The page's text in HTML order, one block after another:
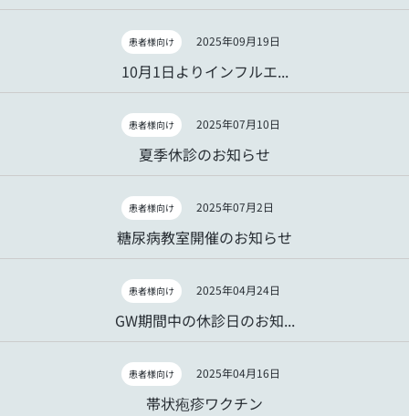
2025年09月19日
患者様向け
10月1日よりインフルエ...
2025年07月10日
患者様向け
夏季休診のお知らせ
2025年07月2日
患者様向け
糖尿病教室開催のお知らせ
2025年04月24日
患者様向け
GW期間中の休診日のお知...
2025年04月16日
患者様向け
帯状疱疹ワクチン